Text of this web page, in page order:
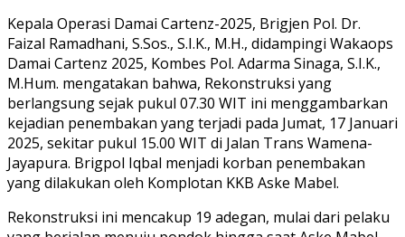
Kepala Operasi Damai Cartenz-2025, Brigjen Pol. Dr.
Faizal Ramadhani, S.Sos., S.I.K., M.H., didampingi Wakaops
Damai Cartenz 2025, Kombes Pol. Adarma Sinaga, S.I.K.,
M.Hum. mengatakan bahwa, Rekonstruksi yang
berlangsung sejak pukul 07.30 WIT ini menggambarkan
kejadian penembakan yang terjadi pada Jumat, 17 Januari
2025, sekitar pukul 15.00 WIT di Jalan Trans Wamena-
Jayapura. Brigpol Iqbal menjadi korban penembakan
yang dilakukan oleh Komplotan KKB Aske Mabel.
Rekonstruksi ini mencakup 19 adegan, mulai dari pelaku